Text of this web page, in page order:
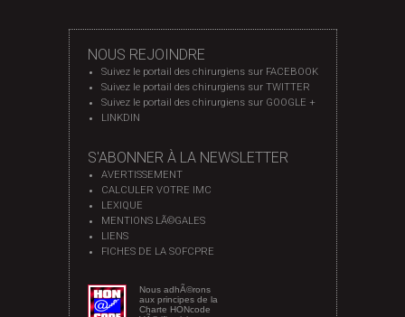
NOUS REJOINDRE
Suivez le portail des chirurgiens sur FACEBOOK
Suivez le portail des chirurgiens sur TWITTER
Suivez le portail des chirurgiens sur GOOGLE +
LINKDIN
S'ABONNER À LA NEWSLETTER
AVERTISSEMENT
CALCULER VOTRE IMC
LEXIQUE
MENTIONS LÃ©GALES
LIENS
FICHES DE LA SOFCPRE
Nous adhÃ©rons
aux principes de la
Charte HONcode